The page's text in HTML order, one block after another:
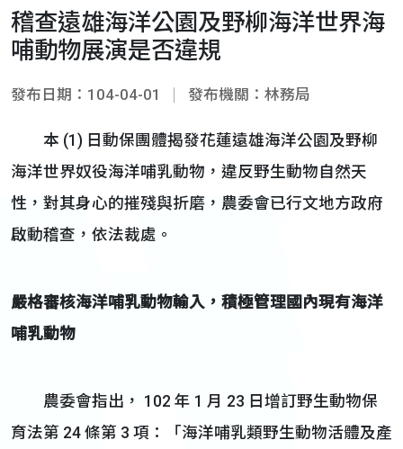
稽查遠雄海洋公園及野柳海洋世界海
哺動物展演是否違規
發布日期：104-04-01 發布機關：林務局
本 (1) 日動保團體揭發花蓮遠雄海洋公園及野柳
海洋世界奴役海洋哺乳動物，違反野生動物自然天
性，對其身心的摧殘與折磨，農委會已行文地方政府
啟動稽查，依法裁處。
嚴格審核海洋哺乳動物輸入，積極管理國內現有海洋
哺乳動物
農委會指出， 102 年 1 月 23 日增訂野生動物保
育法第 24 條第 3 項：「海洋哺乳類野生動物活體及產